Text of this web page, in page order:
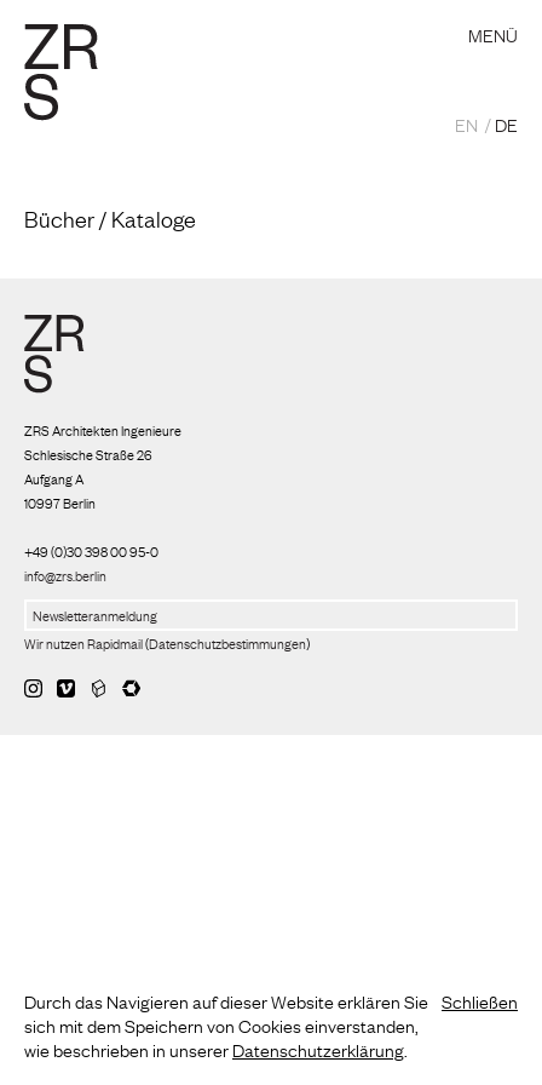
MENÜ
EN DE
Bücher / Kataloge
ZRS Architekten Ingenieure
Schlesische Straße 26
Aufgang A
10997 Berlin
+49 (0)30 398 00 95-0
info@zrs.berlin
Wir nutzen Rapidmail(Datenschutzbestimmungen)
Durch das Navigieren auf dieser Website erklären Sie
sich mit dem Speichern von Cookies einverstanden,
wie beschrieben in unsererDatenschutzerklärung
Schließen